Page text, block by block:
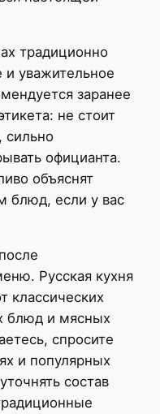
традиционно
и уважительное
заранее
не стоит
сильно
официанта.
объяснят
блюд, если у вас
Русская кухня
классических
блюд и мясных
спросите
и популярных
состав